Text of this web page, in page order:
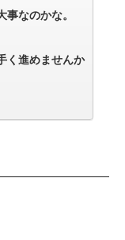
事なのかな。
く進めませんか